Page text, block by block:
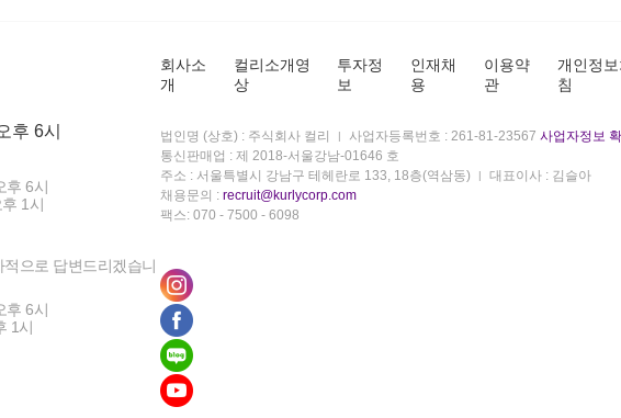
후 6시
후 6시
1시
으로 답변드리겠습니
후 6시
1시
회사소
개
컬리소개영
상
투자정
보
인재채
용
이용약
관
개인정
침
법인명 (상호) : 주식회사 컬리 사업자등록번호 : 261-81-23567 사업자정보
통신판매업 : 제 2018-서울강남-01646 호
주소 : 서울특별시 강남구 테헤란로 133, 18층(역삼동)
대표이사 : 김슬아
채용문의 : recruit@kurlycorp.com
팩스: 070 - 7500 - 6098